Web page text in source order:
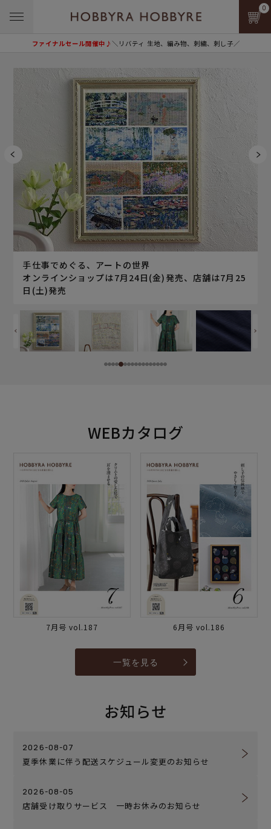
ファイナルセール開催中♪＼リバティ 生地、編み物、刺繍、刺し子／
0
手仕事でめぐる、アートの世界
オンラインショップは7月24日(金)発売、店舗は7月25
日(土)発売
WEBカタログ
7月号 vol.187 6月号 vol.186
一覧を見る
お知らせ
2026-08-07
夏季休業に伴う配送スケジュール変更のお知らせ
2026-08-05
店舗受け取りサービス 一時お休みのお知らせ